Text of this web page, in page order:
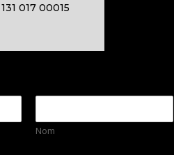
017 00015
Nom